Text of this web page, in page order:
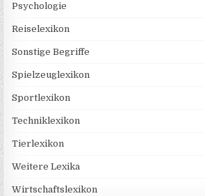
Psychologie
Reiselexikon
Sonstige Begriffe
Spielzeuglexikon
Sportlexikon
Techniklexikon
Tierlexikon
Weitere Lexika
Wirtschaftslexikon